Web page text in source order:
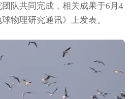
队共同完成，相关成果于6月4
物理研究通讯》上发表。